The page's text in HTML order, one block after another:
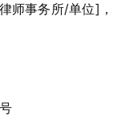
师事务所/单位]，